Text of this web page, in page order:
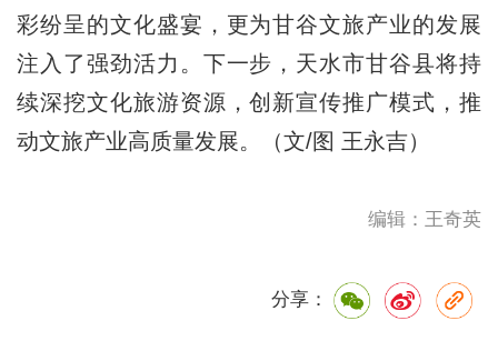
彩纷呈的文化盛宴，更为甘谷文旅产业的发展
注入了强劲活力。下一步，天水市甘谷县将持
续深挖文化旅游资源，创新宣传推广模式，推
动文旅产业高质量发展。（文/图 王永吉）
编辑：王奇英
分享：